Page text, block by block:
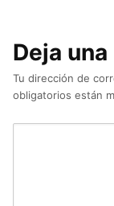
Deja
Tu dirección de
obligatorios están